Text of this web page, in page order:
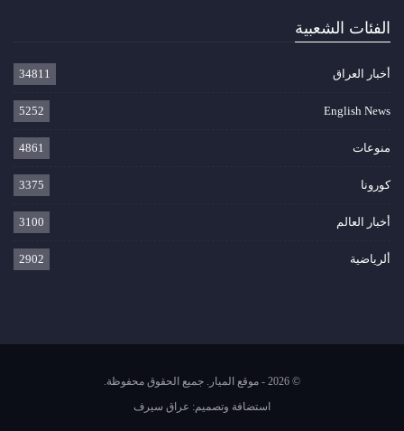
الفئات الشعبية
أخبار العراق 34811
English News
5252
منوعات 4861
كورونا 3375
أخبار العالم 3100
ألرياضية 2902
© 2026 - موقع الميار. جميع الحقوق محفوظة.
استضافة وتصميم: عراق سيرف